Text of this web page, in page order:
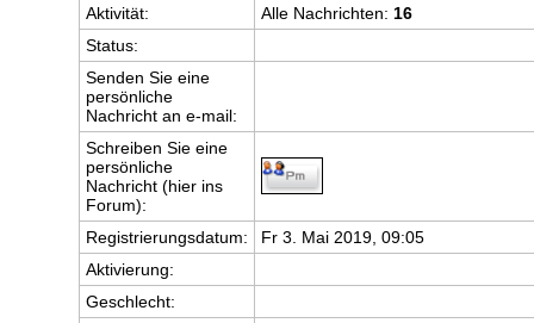
Aktivität:
Alle Nachrichten: 16
Status:
Senden Sie eine
persönliche
Nachricht an e-mail:
Schreiben Sie eine
persönliche
Nachricht (hier ins
Forum):
Registrierungsdatum:
Fr 3. Mai 2019, 09:05
Aktivierung:
Geschlecht: